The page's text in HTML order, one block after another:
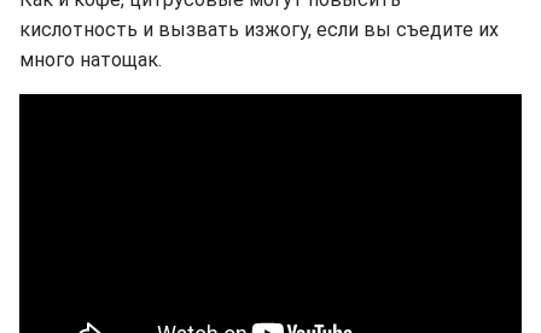
кислотность и вызвать изжогу, если вы съедите их
много натощак.